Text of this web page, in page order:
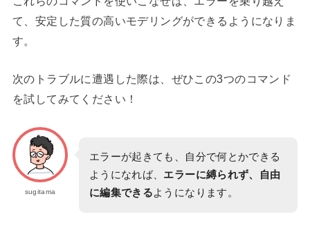
て、安定した質の高いモデリングができるようになりま
す。
次のトラブルに遭遇した際は、ぜひこの3つのコマンド
を試してみてください！
sugitama
エラーが起きても、自分で何とかできる
ようになれば、 エラーに縛られず、自由
に編集できるようになります。